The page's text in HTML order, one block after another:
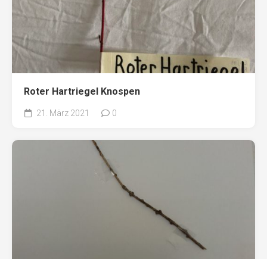
Roter Hartriegel Knospen
21. März 2021 0